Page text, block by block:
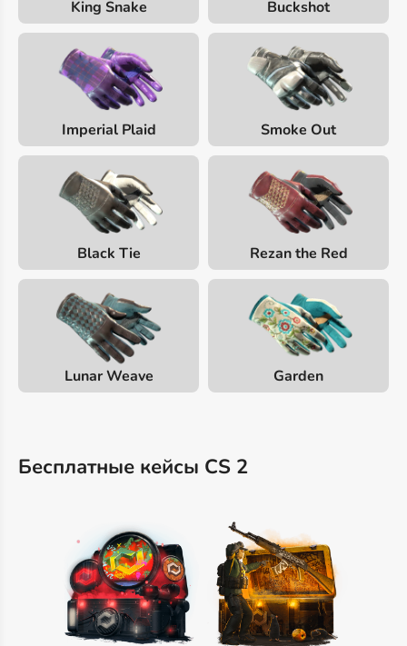
King Snake Buckshot
Imperial Plaid Smoke Out
Black Tie Rezan the Red
Lunar Weave Garden
Бесплатные кейсы CS 2